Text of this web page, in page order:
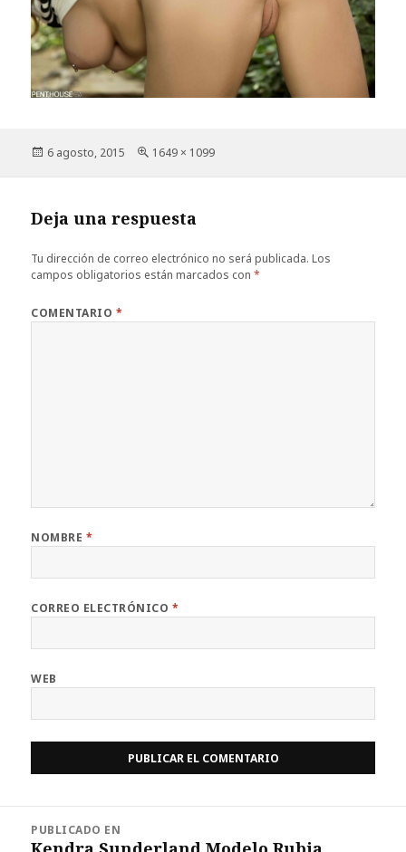
Publicado
6 agosto, 2015
Tamaño
1649 × 1099
Deja una respuesta
Tu dirección de correo electrónico no será publicada. Los
campos obligatorios están marcados con*
COMENTARIO *
NOMBRE *
CORREO ELECTRÓNICO *
WEB
PUBLICADO EN